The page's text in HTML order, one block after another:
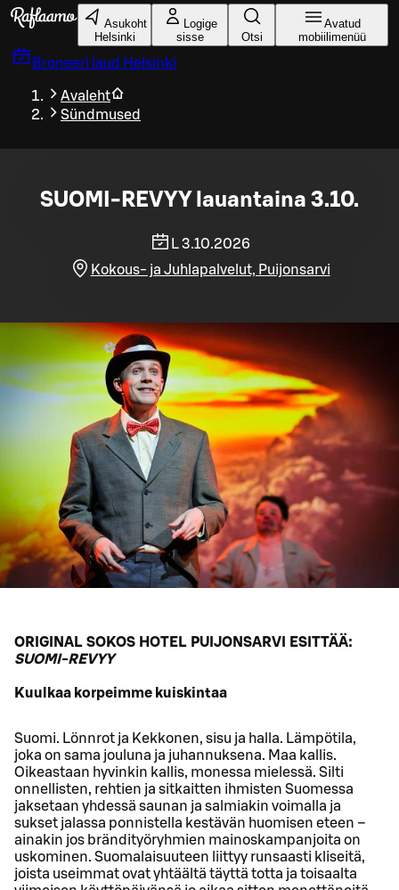
Liigu peamise sisu juurde
Asukoht
Helsinki
Logige
sisse
Otsi
Avatud
mobiilimenüü
Broneeri laud Helsinki
Avaleht
Sündmused
SUOMI-REVYY lauantaina 3.10.
L 3.10.2026
Kokous- ja Juhlapalvelut, Puijonsarvi
ORIGINAL SOKOS HOTEL PUIJONSARVI ESITTÄÄ:
SUOMI-REVYY
Kuulkaa korpeimme kuiskintaa
Suomi. Lönnrot ja Kekkonen, sisu ja halla. Lämpötila,
joka on sama jouluna ja juhannuksena. Maa kallis.
Oikeastaan hyvinkin kallis, monessa mielessä. Silti
onnellisten, rehtien ja sitkaitten ihmisten Suomessa
jaksetaan yhdessä saunan ja salmiakin voimalla ja
sukset jalassa ponnistella kestävän huomisen eteen –
ainakin jos brändityöryhmien mainoskampanjoita on
uskominen. Suomalaisuuteen liittyy runsaasti kliseitä,
joista useimmat ovat yhtäältä täyttä totta ja toisaalta